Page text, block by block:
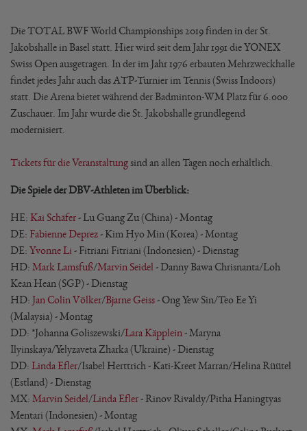
Die TOTAL BWF World Championships 2019 finden in der St.
Jakobshalle in Basel statt. Hier wird seit dem Jahr 1991 die YONEX
Swiss Open ausgetragen. In der im Jahr 1976 erbauten Mehrzweckhalle
findet jedes Jahr auch das ATP-Turnier im Tennis (Swiss Indoors)
statt. Die Arena bietet während der Badminton-WM Platz für 6.000
Zuschauer. Im Jahr wurde die St. Jakobshalle grundlegend
modernisiert.
Tickets für die Veranstaltungsind an allen Tagen noch erhältlich.
Die Spiele der DBV-Athleten im Überblick:
HE: Kai Schäfer- Lu Guang Zu (China) - Montag
DE: Fabienne Deprez- Kim Hyo Min (Korea) - Montag
DE: Yvonne Li - Fitriani Fitriani (Indonesien) - Dienstag
HD: Mark Lamsfuß/Marvin Seidel - Danny Bawa Chrisnanta/Loh
Kean Hean (SGP) - Dienstag
HD: Jan Colin Völker/Bjarne Geiss- Ong Yew Sin/Teo Ee Yi
(Malaysia) - Montag
DD: *Johanna Goliszewski/Lara Käpplein - Maryna
Ilyinskaya/Yelyzaveta Zharka (Ukraine) - Dienstag
DD: Linda Efler/Isabel Herttrich - Kati-Kreet Marran/Helina Rüütel
(Estland) - Dienstag
MX: Marvin Seidel/Linda Efler- Rinov Rivaldy/Pitha Haningtyas
Mentari (Indonesien) - Montag